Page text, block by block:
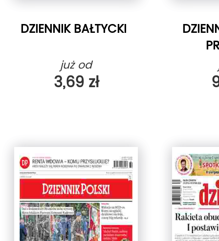
DZIENNIK BAŁTYCKI
już od
3,69 zł